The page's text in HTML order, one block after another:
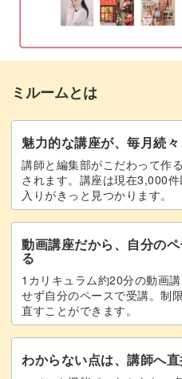
今回の吹き出しとメモ枠を
でVの字！
カッターの使い方に慣れてい
で、どのくらいの深さを彫
ね。
消しゴムはんこづくりの初
うに、角度や深さを丁寧に
吹き出しの丸い部分は、基
ゃん」を思い出してみて。
くるくる回しながら彫るのが
ミルームとは
魅力的な講座が、毎月続
講師と編集部がこだわって作
されます。講座は現在3,000
入りがきっと見つかります。
動画講座だから、自分の
る
1カリキュラム約20分の動画
せず自分のペースで受講。制
直すことができます。
わからない点は、講師へ